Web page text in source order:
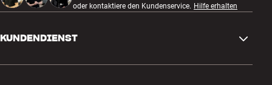
oder kontaktiere den Kundenservice. Hilfe erhalten
KUNDENDIENST